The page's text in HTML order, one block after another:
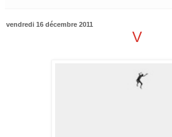
vendredi 16 décembre 2011
V